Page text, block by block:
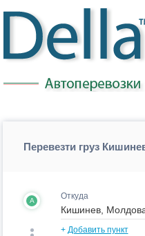
Перевезти груз
A Откуда
+ Добавить пункт